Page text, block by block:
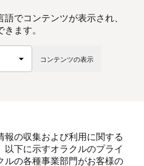
でコンテンツが表示され、
ます。
コンテンツの表示
の収集および利用に関する
下に示すオラクルのプライ
ルの各種事業部門がお客様の